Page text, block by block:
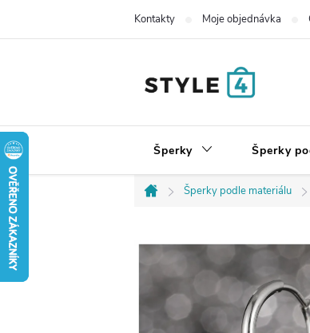
Kontakty Moje objednávka
Šperky Šperky
Domů
Šperky podle materiálu